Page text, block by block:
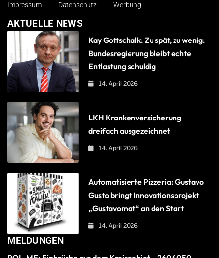
Impressum Datenschutz Werbung
AKTUELLE NEWS
Kay Gottschalk: Zu spät, zu wenig:
Bundesregierung bleibt echte
Entlastung schuldig
14. April 2026
LKH Krankenversicherung
dreifach ausgezeichnet
14. April 2026
Automatisierte Pizzeria: Gustavo
Gusto bringt Innovationsprojekt
„Gustavomat“ an den Start
14. April 2026
MELDUNGEN